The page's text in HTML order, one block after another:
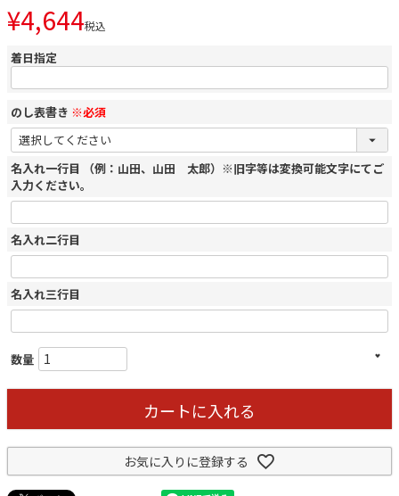
¥4,644税込
着日指定
のし表書き ※必須
名入れ一行目 （例：山田、山田 太郎）※旧字等は変換可能文字にてご
入力ください。
名入れ二行目
名入れ三行目
カートに入れる
お気に入りに登録する